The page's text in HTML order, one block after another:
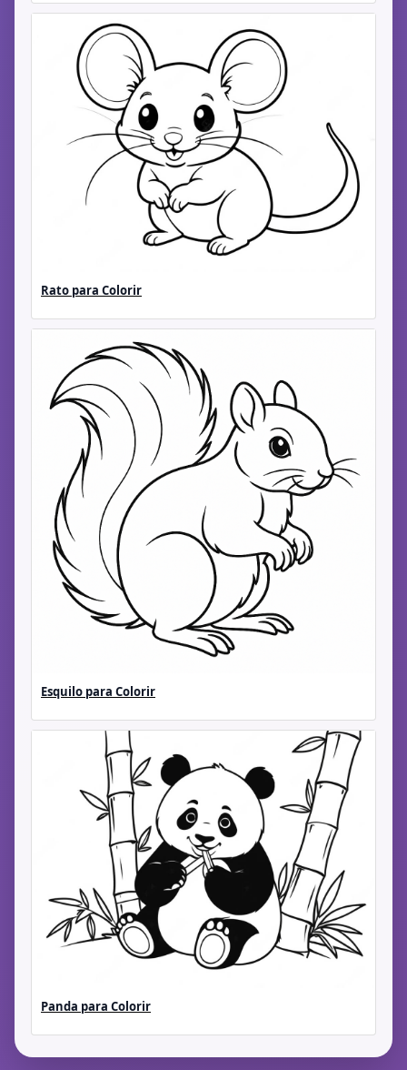
Rato para Colorir
Esquilo para Colorir
Panda para Colorir